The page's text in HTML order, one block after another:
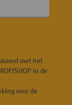
met het
in de
voor de